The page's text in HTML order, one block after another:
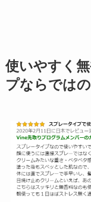
使いやすく
プならでは